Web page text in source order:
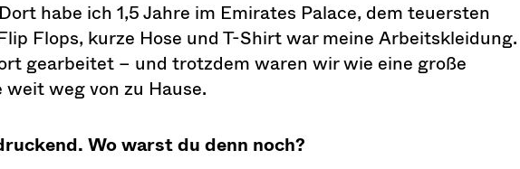
habe ich 1,5 Jahre im Emirates Palace, dem teuersten
Flops, kurze Hose und T-Shirt war meine Arbeitskleidung.
gearbeitet – und trotzdem waren wir wie eine große
weg von zu Hause.
Wo warst du denn noch?